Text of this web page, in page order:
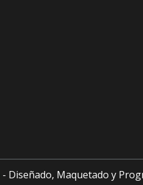
- Diseñado, Maquetado y